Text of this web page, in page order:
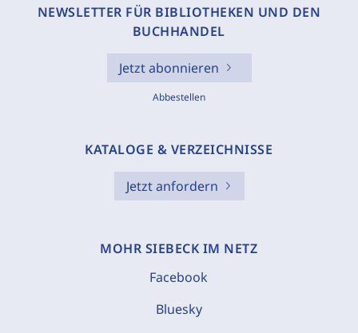
NEWSLETTER FÜR BIBLIOTHEKEN UND DEN
BUCHHANDEL
Jetzt abonnieren
Abbestellen
KATALOGE & VERZEICHNISSE
Jetzt anfordern
MOHR SIEBECK IM NETZ
Facebook
Bluesky